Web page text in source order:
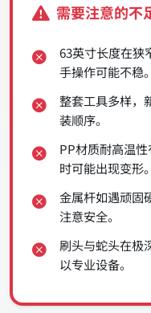
需要注意的不
63英寸长度在狭
手操作可能不稳。
整套工具多样，
装顺序。
PP材质耐高温
时可能出现变形。
金属杆如遇顽固
注意安全。
刷头与蛇头在极
以专业设备。